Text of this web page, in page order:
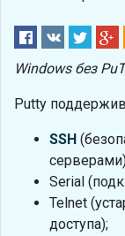
Windows без
Putty
SSH
Serial
Telnet
доступа);